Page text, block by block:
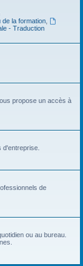
de la formation,
- Traduction
propose un accès à
d'entreprise.
de
ou au bureau.